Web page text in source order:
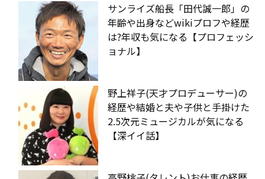
サンライズ船長「田代誠一郎」の
年齢や出身などwikiプロフや経歴
は?年収も気になる【プロフェッシ
ョナル】
野上祥子(天才プロデューサー)の
経歴や結婚と夫や子供と手掛けた
2.5次元ミュージカルが気になる
【深イイ話】